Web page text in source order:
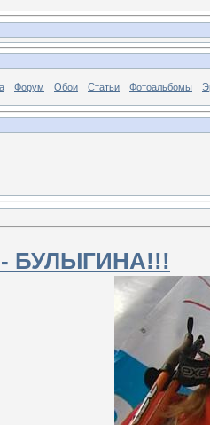
Форум Обои Статьи Фотоальбомы
- БУЛЫГИНА!!!